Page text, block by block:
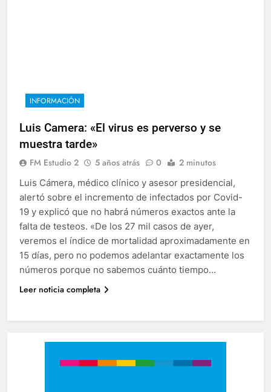
INFORMACIÓN
Luis Camera: «El virus es perverso y se
muestra tarde»
FM Estudio 2 5 años atrás 0 2 minutos
Luis Cámera, médico clínico y asesor presidencial,
alertó sobre el incremento de infectados por Covid-
19 y explicó que no habrá números exactos ante la
falta de testeos. «De los 27 mil casos de ayer,
veremos el índice de mortalidad aproximadamente en
15 días, pero no podemos adelantar exactamente los
números porque no sabemos cuánto tiempo…
Leer noticia completa